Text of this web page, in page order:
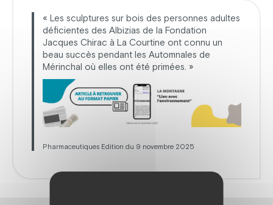
« Les sculptures sur bois des personnes adultes
déficientes des Albizias de la Fondation
Jacques Chirac à La Courtine ont connu un
beau succès pendant les Automnales de
Mérinchal où elles ont été primées. »
Pharmaceutiques Edition du 9 novembre 2025